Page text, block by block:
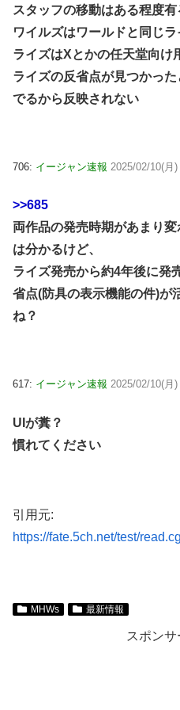
スタッフの移動はある程度
ワイルズはワールドと同じラ
ライズはXとかの任天堂向け
ライズの反省点が見つかっ
でるから反映されない
706: イージャン速報 2025/02/10(月
>>685
両作品の発売時期があまり
は分かるけど、
ライズ発売から約4年後に発
省点(防具の表示機能の件)が
ね？
617: イージャン速報 2025/02/10(月
UIが糞？
慣れてください
引用元:
https://fate.5ch.net/test/
MHWs 最新情報
スポンサ